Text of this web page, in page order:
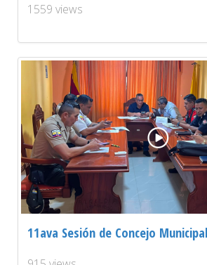
1559 views
11ava Sesión de Concejo